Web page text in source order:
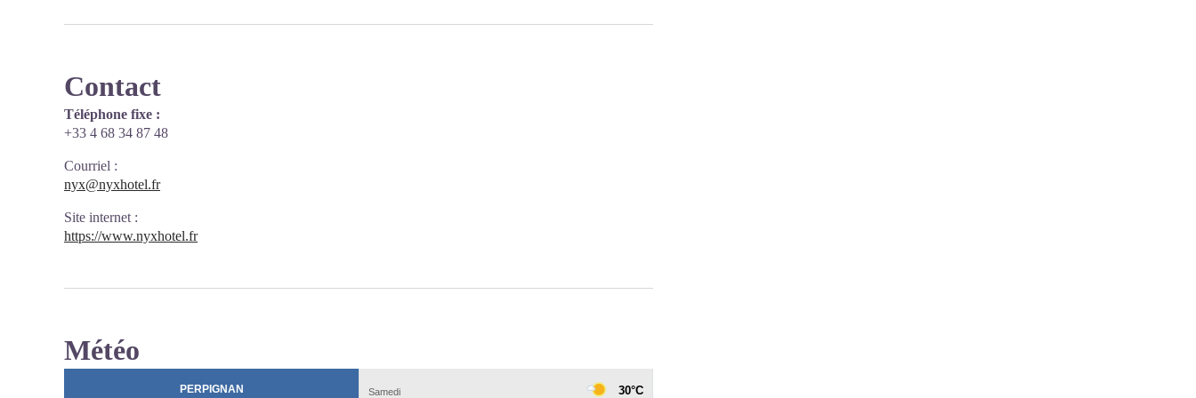
Contact
Téléphone fixe :
+33 4 68 34 87 48
Courriel :
nyx@nyxhotel.fr
Site internet :
https://www.nyxhotel.fr
Météo